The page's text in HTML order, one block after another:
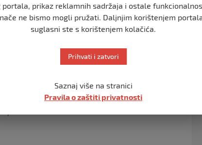
predsjednik Recep Tayyip Erdogan koji je
kampanje.
kabineta koji su za kampanju donirali ukupno
stanovništva koje je najteže pogođeno
portala, prikaz reklamnih sadržaja i ostale
ne bismo mogli pružati. Daljnjim korištenjem
suglasni ste s korištenjem kolačića.
Prihvati i zatvori
Saznaj više na stranici
Pravila o zaštiti privatnosti